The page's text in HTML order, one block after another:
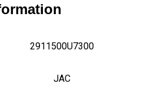
2911500U7300
JAC